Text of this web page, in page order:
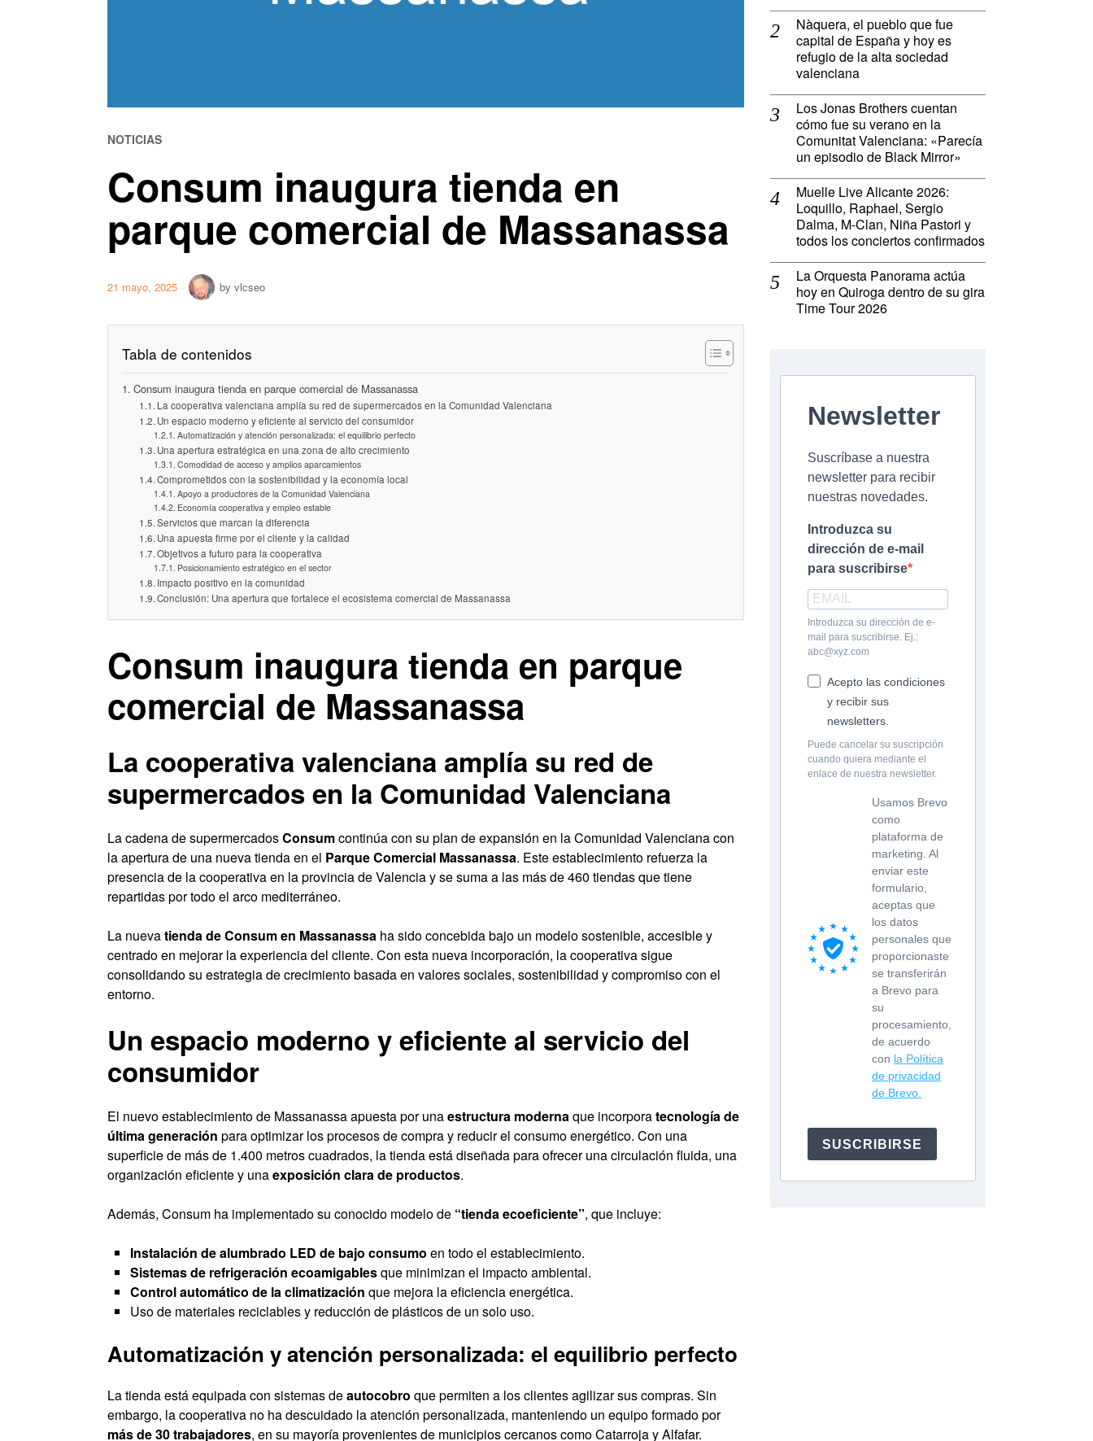
NOTICIAS
Consum inaugura tienda en
parque comercial de Massanassa
21 mayo, 2025 by vlcseo
Tabla de contenidos
Consum inaugura tienda en parque comercial de Massanassa
La cooperativa valenciana amplía su red de supermercados en la Comunidad Valenciana
Un espacio moderno y eficiente al servicio del consumidor
Automatización y atención personalizada: el equilibrio perfecto
Una apertura estratégica en una zona de alto crecimiento
Comodidad de acceso y amplios aparcamientos
Comprometidos con la sostenibilidad y la economía local
Apoyo a productores de la Comunidad Valenciana
Economía cooperativa y empleo estable
Servicios que marcan la diferencia
Una apuesta firme por el cliente y la calidad
Objetivos a futuro para la cooperativa
Posicionamiento estratégico en el sector
Impacto positivo en la comunidad
Conclusión: Una apertura que fortalece el ecosistema comercial de Massanassa
Consum inaugura tienda en parque
comercial de Massanassa
La cooperativa valenciana amplía su red de
supermercados en la Comunidad Valenciana
La cadena de supermercadosConsumcontinúa con su plan de expansión en la Comunidad Valenciana con
la apertura de una nueva tienda en el Parque Comercial Massanassa. Este establecimiento refuerza la
presencia de la cooperativa en la provincia de Valencia y se suma a las más de 460 tiendas que tiene
repartidas por todo el arco mediterráneo.
La nuevatienda de Consum en Massanassa ha sido concebida bajo un modelo sostenible, accesible y
centrado en mejorar la experiencia del cliente. Con esta nueva incorporación, la cooperativa sigue
consolidando su estrategia de crecimiento basada en valores sociales, sostenibilidad y compromiso con el
entorno.
Un espacio moderno y eficiente al servicio del
consumidor
El nuevo establecimiento de Massanassa apuesta por unaestructura modernaque incorporatecnología de
última generación para optimizar los procesos de compra y reducir el consumo energético. Con una
superficie de más de 1.400 metros cuadrados, la tienda está diseñada para ofrecer una circulación fluida, una
organización eficiente y unaexposición clara de productos.
Además, Consum ha implementado su conocido modelo de “tienda ecoeficiente”, que incluye:
Instalación de alumbrado LED de bajo consumo en todo el establecimiento.
Sistemas de refrigeración ecoamigablesque minimizan el impacto ambiental.
Control automático de la climatización que mejora la eficiencia energética.
Uso de materiales reciclables y reducción de plásticos de un solo uso.
Automatización y atención personalizada: el equilibrio perfecto
La tienda está equipada con sistemas deautocobro que permiten a los clientes agilizar sus compras. Sin
embargo, la cooperativa no ha descuidado la atención personalizada, manteniendo un equipo formado por
más de 30 trabajadores, en su mayoría provenientes de municipios cercanos como Catarroja y Alfafar.
Nàquera, el pueblo que fue
capital de España y hoy es
refugio de la alta sociedad
valenciana
Los Jonas Brothers cuentan
cómo fue su verano en la
Comunitat Valenciana: «Parecía
un episodio de Black Mirror»
Muelle Live Alicante 2026:
Loquillo, Raphael, Sergio
Dalma, M-Clan, Niña Pastori y
todos los conciertos confirmados
La Orquesta Panorama actúa
hoy en Quiroga dentro de su gira
Time Tour 2026
Newsletter
Suscríbase a nuestra
newsletter para recibir
nuestras novedades.
Introduzca su
dirección de e-mail
para suscribirse
Introduzca su dirección de e-
mail para suscribirse. Ej.:
abc@xyz.com
Acepto las condiciones
y recibir sus
newsletters.
Puede cancelar su suscripción
cuando quiera mediante el
enlace de nuestra newsletter.
Usamos Brevo
como
plataforma de
marketing. Al
enviar este
formulario,
aceptas que
los datos
personales que
proporcionaste
se transferirán
a Brevo para
su
procesamiento,
de acuerdo
con la Política
de privacidad
de Brevo.
SUSCRIBIRSE